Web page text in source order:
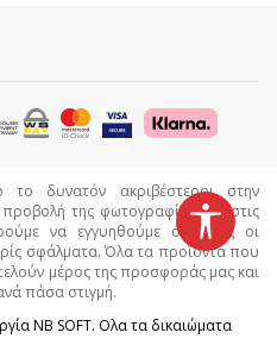
δυνατόν ακριβέστεροι στην
της φωτογραφίας και στις
να εγγυηθούμε ότι όλες οι
σφάλματα. Όλα τα προϊόντα που
μέρος της προσφοράς μας και
πάσα στιγμή.
NB SOFT. Ολα τα δικαιώματα